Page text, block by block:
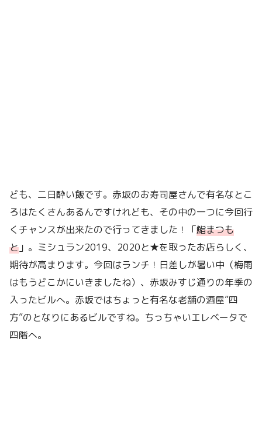
ども、二日酔い飯です。赤坂のお寿司屋さんで有名なとこ
ろはたくさんあるんですけれども、その中の一つに今回行
くチャンスが出来たので行ってきました！「鮨まつも
と 」。ミシュラン2019、2020と★を取ったお店らしく、
期待が高まります。今回はランチ！日差しが暑い中（梅雨
はもうどこかにいきましたね）、赤坂みすじ通りの年季の
入ったビルへ。赤坂ではちょっと有名な老舗の酒屋”四
方”のとなりにあるビルですね。ちっちゃいエレベータで
四階へ。